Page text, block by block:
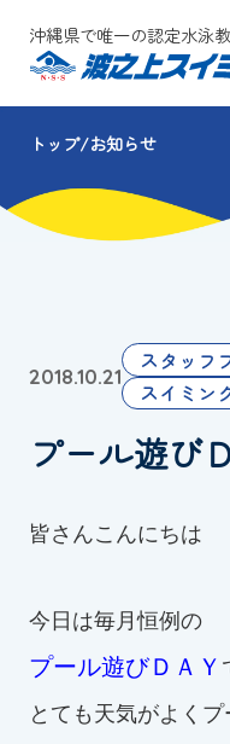
沖縄県で唯一の認定水泳
スクールについ
コース・クラ
団体会員募集
保護者の方へ
採用情報
カレンダー
波スイタイム
トップ お知らせ
2018.10.21
スタッフ
スイミン
プール遊び
皆さんこんにちは
今日は毎月恒例の
プール遊びＤＡＹ
とても天気がよく